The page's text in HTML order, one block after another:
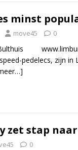
minst
move45 0
pedelecs, zijn in
zet stap naar
0